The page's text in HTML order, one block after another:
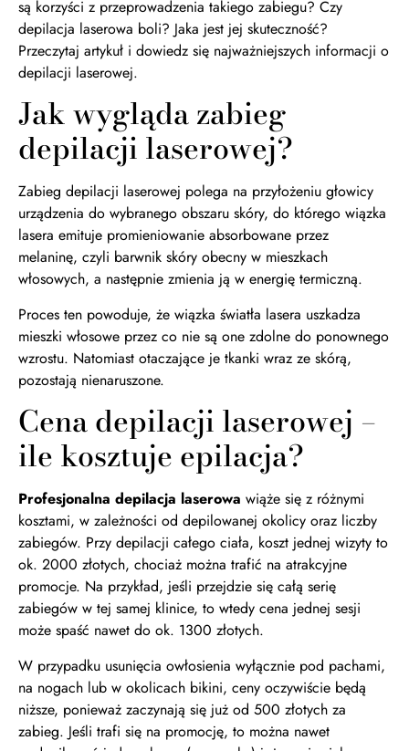
są korzyści z przeprowadzenia takiego zabiegu? Czy
depilacja laserowa boli? Jaka jest jej skuteczność?
Przeczytaj artykuł i dowiedz się najważniejszych informacji o
depilacji laserowej.
Jak wygląda zabieg
depilacji laserowej?
Zabieg depilacji laserowej polega na przyłożeniu głowicy
urządzenia do wybranego obszaru skóry, do którego wiązka
lasera emituje promieniowanie absorbowane przez
melaninę, czyli barwnik skóry obecny w mieszkach
włosowych, a następnie zmienia ją w energię termiczną.
Proces ten powoduje, że wiązka światła lasera uszkadza
mieszki włosowe przez co nie są one zdolne do ponownego
wzrostu. Natomiast otaczające je tkanki wraz ze skórą,
pozostają nienaruszone.
Cena depilacji laserowej –
ile kosztuje epilacja?
Profesjonalna depilacja laserowa wiąże się z różnymi
kosztami, w zależności od depilowanej okolicy oraz liczby
zabiegów. Przy depilacji całego ciała, koszt jednej wizyty to
ok. 2000 złotych, chociaż można trafić na atrakcyjne
promocje. Na przykład, jeśli przejdzie się całą serię
zabiegów w tej samej klinice, to wtedy cena jednej sesji
może spaść nawet do ok. 1300 złotych.
W przypadku usunięcia owłosienia wyłącznie pod pachami,
na nogach lub w okolicach bikini, ceny oczywiście będą
niższe, ponieważ zaczynają się już od 500 złotych za
zabieg. Jeśli trafi się na promocję, to można nawet